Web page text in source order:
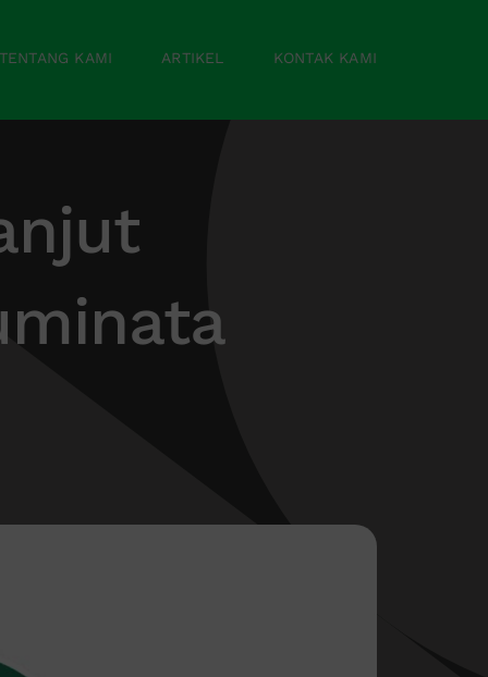
KAMI ARTIKEL KONTAK KAMI